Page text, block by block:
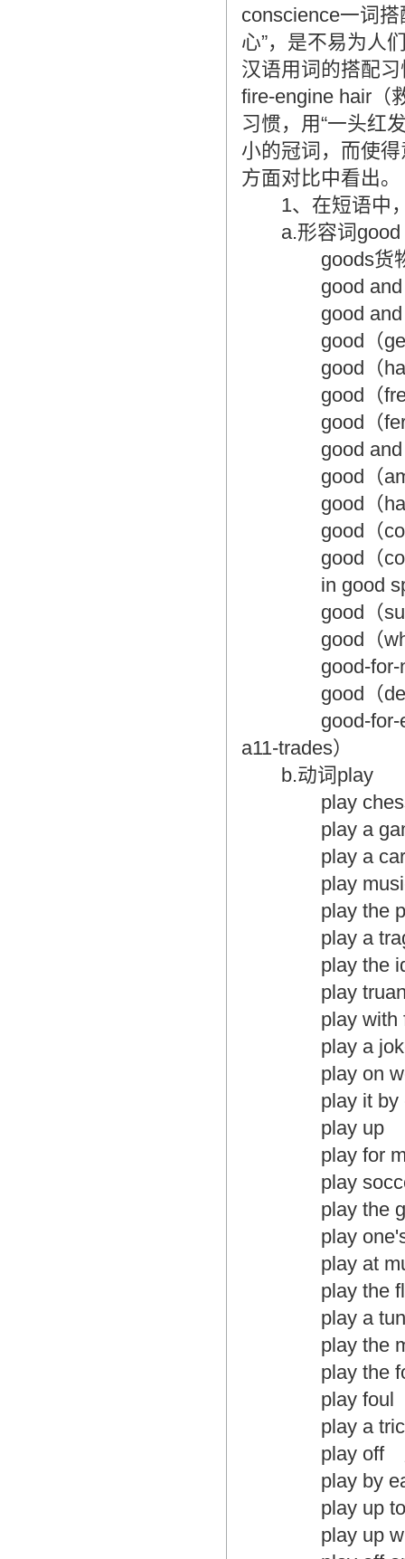
conscience一词
心”，是不易为人
汉语用词的搭配习
fire-engine hair（
习惯，用“一头红
小的冠词，而使
方面对比中看出。
1、在短语中，
a.形容词good
goods货
good and
good and
good（
good（
good（fresh
good（
good and
good（
good（
good（
good（
in good spirit
good（
good（
good-for-
good（
good-for-
a11-trades）
b.动词play
play
play a
play a
play
play the
play a
play the
play
play with
play a joke
play on
play it by
play up 大
play for
play
play the
play one's
play at
play the
play a tune
play the
play the
play foul（
play a trick
play off 加
play by ear
play up to
play up with